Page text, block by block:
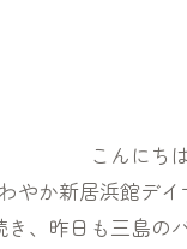
こんにち
やか新居浜館デ
き、昨日も三島の